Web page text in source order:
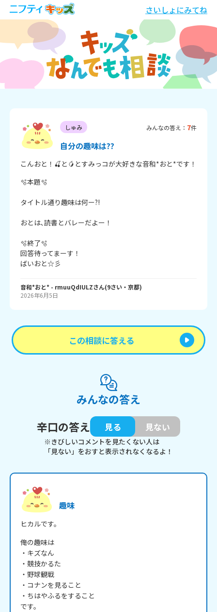
さいしょにみてね
しゅみ みんなの答え： 7件
自分の趣味は??
こんおと！🍒と🥭とすみっコが大好きな音和*おと*です！
🫧本題🫧
タイトル通り趣味は何ー?!
おとは､読書とバレーだよー！
🫧終了🫧
回答待ってまーす！
音和*おと* - rmuuQdIULZさん(9さい・ 京都)
2026年6月5日
この相談に答える
みんなの答え
辛口の答え
見る 見ない
※きびしいコメントを見たくない人は
「見ない」をおすと表示されなくなるよ！
趣味
ヒカルです。
俺の趣味は
・キズなん
・競技かるた
・野球観戦
・コナンを見ること
・ちはやふるをすること
です。